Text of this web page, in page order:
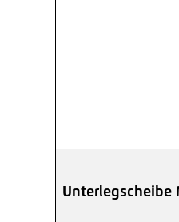
Unterlegscheibe